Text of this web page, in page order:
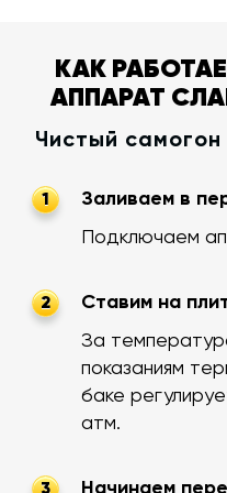
КАК
АППАРАТ
Чистый
1
Заливаем в
Подключаем
2
Ставим на
За
показаниям
баке
атм.
Начинаем